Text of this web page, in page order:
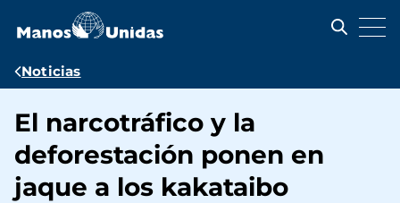
contenido
Ruta
navegación
Noticias
El narcotráfico y la
deforestación ponen en
jaque a los kakataibo